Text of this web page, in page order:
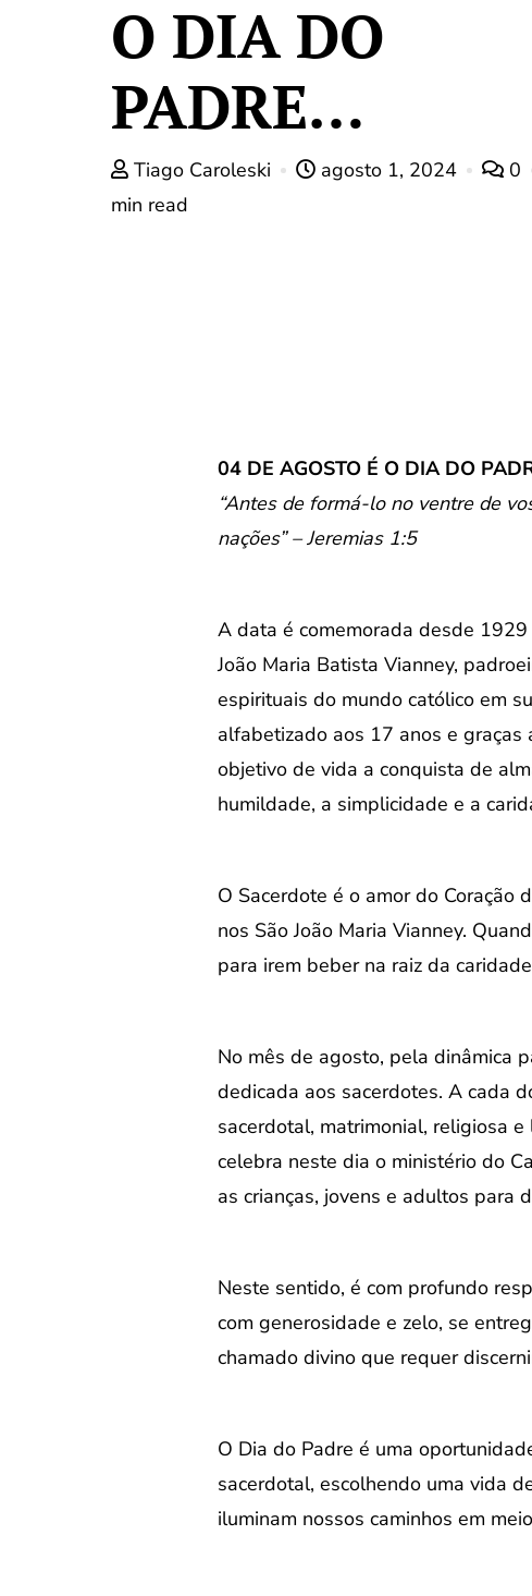
O DIA DO
PADRE…
Tiago Caroleski agosto 1, 2024 0
min read
04 DE AGOSTO É O DIA DO
“Antes de formá-lo no ventre de
nações” – Jeremias 1:5
A data é comemorada desde
João Maria Batista Vianney,
espirituais do mundo católico em
alfabetizado aos 17 anos e graças
objetivo de vida a conquista de
humildade, a simplicidade e a
O Sacerdote é o amor do Coração
nos São João Maria Vianney.
para irem beber na raiz da
No mês de agosto, pela dinâmica
dedicada aos sacerdotes. A cada
sacerdotal, matrimonial, religiosa
celebra neste dia o ministério do
as crianças, jovens e adultos para
Neste sentido, é com profundo
com generosidade e zelo, se
chamado divino que requer
O Dia do Padre é uma
sacerdotal, escolhendo uma vida
iluminam nossos caminhos em